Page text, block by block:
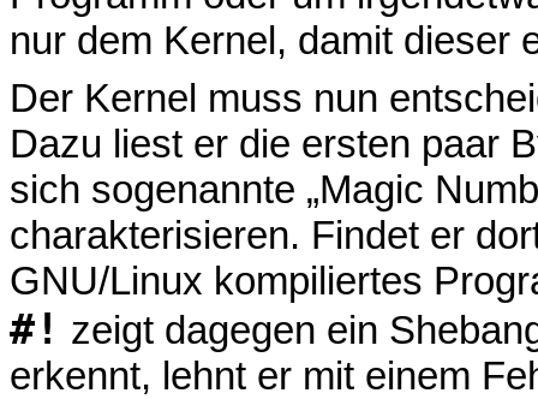
nur dem Kernel, damit dieser
Der Kernel muss nun
Dazu liest er die ersten paar
sich sogenannte „Magic
charakterisieren. Findet er
GNU/Linux kompiliertes
#! zeigt dagegen ein
erkennt, lehnt er mit einem